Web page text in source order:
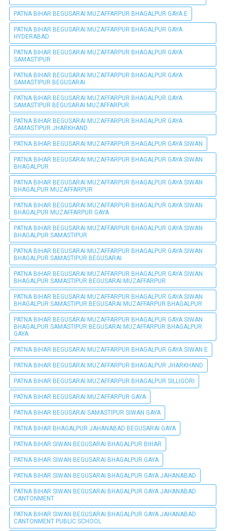
PATNA BIHAR BEGUSARAI MUZAFFARPUR BHAGALPUR GAYA E
PATNA BIHAR BEGUSARAI MUZAFFARPUR BHAGALPUR GAYA
HYDERABAD
PATNA BIHAR BEGUSARAI MUZAFFARPUR BHAGALPUR GAYA
SAMASTIPUR
PATNA BIHAR BEGUSARAI MUZAFFARPUR BHAGALPUR GAYA
SAMASTIPUR BEGUSARAI
PATNA BIHAR BEGUSARAI MUZAFFARPUR BHAGALPUR GAYA
SAMASTIPUR BEGUSARAI MUZAFFARPUR
PATNA BIHAR BEGUSARAI MUZAFFARPUR BHAGALPUR GAYA
SAMASTIPUR JHARKHAND
PATNA BIHAR BEGUSARAI MUZAFFARPUR BHAGALPUR GAYA SIWAN
PATNA BIHAR BEGUSARAI MUZAFFARPUR BHAGALPUR GAYA SIWAN
BHAGALPUR
PATNA BIHAR BEGUSARAI MUZAFFARPUR BHAGALPUR GAYA SIWAN
BHAGALPUR MUZAFFARPUR
PATNA BIHAR BEGUSARAI MUZAFFARPUR BHAGALPUR GAYA SIWAN
BHAGALPUR MUZAFFARPUR GAYA
PATNA BIHAR BEGUSARAI MUZAFFARPUR BHAGALPUR GAYA SIWAN
BHAGALPUR SAMASTIPUR
PATNA BIHAR BEGUSARAI MUZAFFARPUR BHAGALPUR GAYA SIWAN
BHAGALPUR SAMASTIPUR BEGUSARAI
PATNA BIHAR BEGUSARAI MUZAFFARPUR BHAGALPUR GAYA SIWAN
BHAGALPUR SAMASTIPUR BEGUSARAI MUZAFFARPUR
PATNA BIHAR BEGUSARAI MUZAFFARPUR BHAGALPUR GAYA SIWAN
BHAGALPUR SAMASTIPUR BEGUSARAI MUZAFFARPUR BHAGALPUR
PATNA BIHAR BEGUSARAI MUZAFFARPUR BHAGALPUR GAYA SIWAN
BHAGALPUR SAMASTIPUR BEGUSARAI MUZAFFARPUR BHAGALPUR
GAYA
PATNA BIHAR BEGUSARAI MUZAFFARPUR BHAGALPUR GAYA SIWAN E
PATNA BIHAR BEGUSARAI MUZAFFARPUR BHAGALPUR JHARKHAND
PATNA BIHAR BEGUSARAI MUZAFFARPUR BHAGALPUR SILLIGORI
PATNA BIHAR BEGUSARAI MUZAFFARPUR GAYA
PATNA BIHAR BEGUSARAI SAMASTIPUR SIWAN GAYA
PATNA BIHAR BHAGALPUR JAHANABAD BEGUSARAI GAYA
PATNA BIHAR SIWAN BEGUSARAI BHAGALPUR BIHAR
PATNA BIHAR SIWAN BEGUSARAI BHAGALPUR GAYA
PATNA BIHAR SIWAN BEGUSARAI BHAGALPUR GAYA JAHANABAD
PATNA BIHAR SIWAN BEGUSARAI BHAGALPUR GAYA JAHANABAD
CANTONMENT
PATNA BIHAR SIWAN BEGUSARAI BHAGALPUR GAYA JAHANABAD
CANTONMENT PUBLIC SCHOOL